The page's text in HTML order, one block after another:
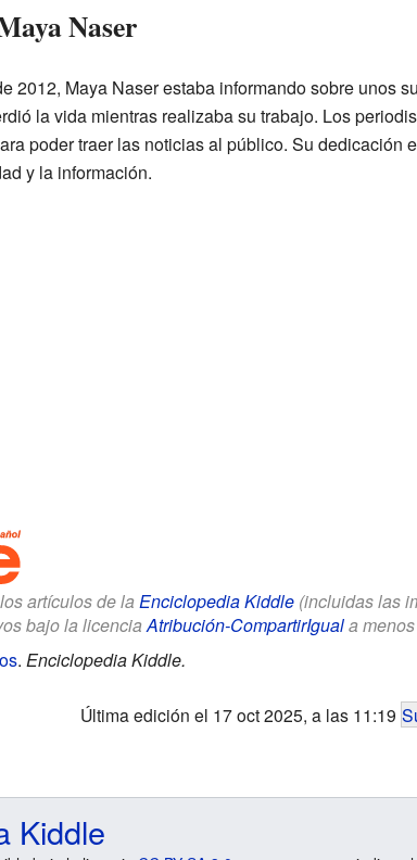
Naser
2012, Maya Naser estaba informando sobre unos
la vida mientras realizaba su trabajo. Los
poder traer las noticias al público. Su dedicación
y la información.
artículos de la Enciclopedia Kiddle(incluidas las
bajo la licenciaAtribución-CompartirIguala menos
. Enciclopedia Kiddle.
Última edición el 17 oct 2025, a las 11:19
Kiddle